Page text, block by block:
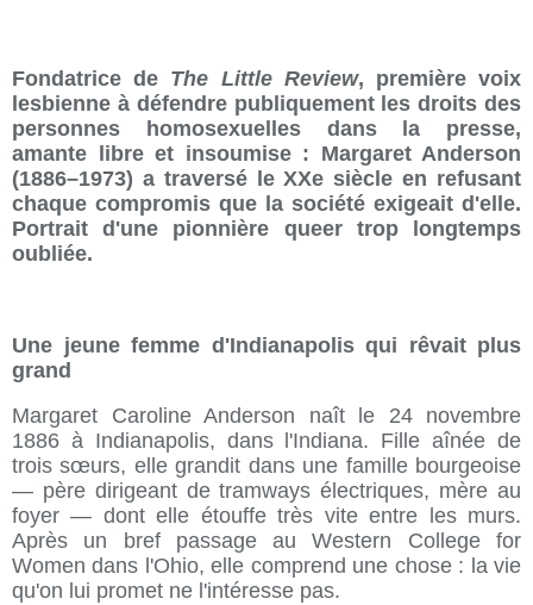
Fondatrice de The Little Review, première voix
lesbienne à défendre publiquement les droits des
personnes homosexuelles dans la presse,
amante libre et insoumise : Margaret Anderson
(1886–1973) a traversé le XXe siècle en refusant
chaque compromis que la société exigeait d'elle.
Portrait d'une pionnière queer trop longtemps
oubliée.
Une jeune femme d'Indianapolis qui rêvait plus
grand
Margaret Caroline Anderson naît le 24 novembre
1886 à Indianapolis, dans l'Indiana. Fille aînée de
trois sœurs, elle grandit dans une famille bourgeoise
— père dirigeant de tramways électriques, mère au
foyer — dont elle étouffe très vite entre les murs.
Après un bref passage au Western College for
Women dans l'Ohio, elle comprend une chose : la vie
qu'on lui promet ne l'intéresse pas.